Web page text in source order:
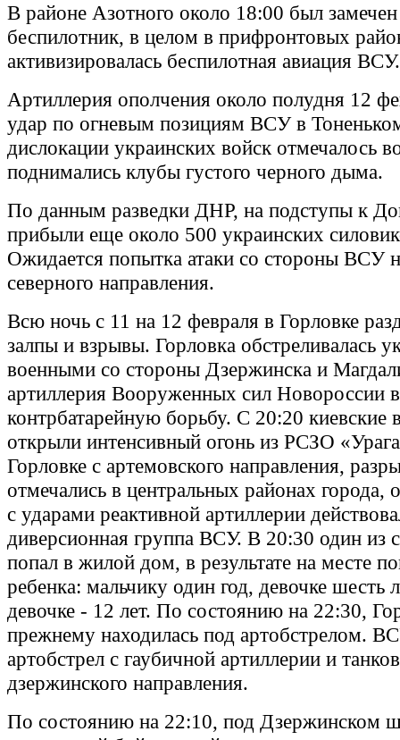
В районе Азотного около 18:00 был
беспилотник, в целом в прифронтовых
активизировалась беспилотная авиация ВСУ.
Артиллерия ополчения около полудня 12
удар по огневым позициям ВСУ в
дислокации украинских войск отмечалось
поднимались клубы густого черного дыма.
По данным разведки ДНР, на подступы к
прибыли еще около 500 украинских
Ожидается попытка атаки со стороны ВСУ
северного направления.
Всю ночь с 11 на 12 февраля в Горловке
залпы и взрывы. Горловка обстреливалась
военными со стороны Дзержинска и
артиллерия Вооруженных сил Новороссии
контрбатарейную борьбу. С 20:20 киевские
открыли интенсивный огонь из РСЗО
Горловке с артемовского направления,
отмечались в центральных районах города,
с ударами реактивной артиллерии
диверсионная группа ВСУ. В 20:30 один из
попал в жилой дом, в результате на месте
ребенка: мальчику один год, девочке шесть
девочке - 12 лет. По состоянию на 22:30,
прежнему находилась под артобстрелом.
артобстрел с гаубичной артиллерии и
дзержинского направления.
По состоянию на 22:10, под Дзержинском